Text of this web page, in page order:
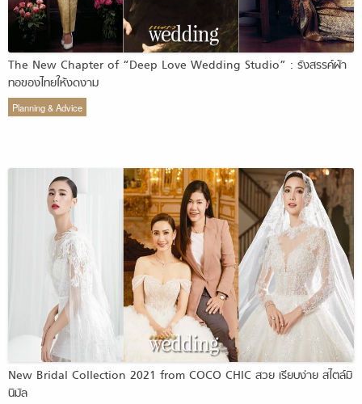
The New Chapter of “Deep Love Wedding Studio” : รังสรรค์ผ้า
ทอของไทยให้งดงาม
Planning & Advice
New Bridal Collection 2021 from COCO CHIC สวย เรียบง่าย สไตล์มิ
นิมัล